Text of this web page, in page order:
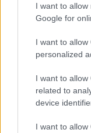
I want to
Google for
I want to
personalized
I want to
related to
device
I want to
Νέος
την